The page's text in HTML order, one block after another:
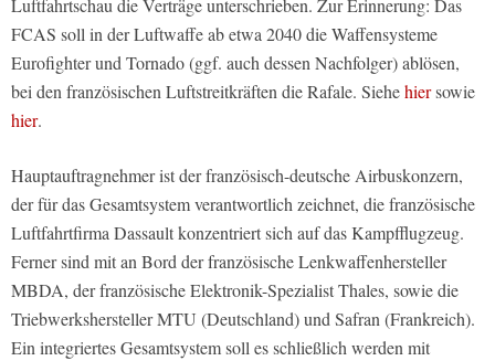
Luftfahrtschau die Verträge unterschrieben. Zur Erinnerung: Das
FCAS soll in der Luftwaffe ab etwa 2040 die Waffensysteme
Eurofighter und Tornado (ggf. auch dessen Nachfolger) ablösen,
bei den französischen Luftstreitkräften die Rafale. Siehehiersowie
hier.
Hauptauftragnehmer ist der französisch-deutsche Airbuskonzern,
der für das Gesamtsystem verantwortlich zeichnet, die französische
Luftfahrtfirma Dassault konzentriert sich auf das Kampfflugzeug.
Ferner sind mit an Bord der französische Lenkwaffenhersteller
MBDA, der französische Elektronik-Spezialist Thales, sowie die
Triebwerkshersteller MTU (Deutschland) und Safran (Frankreich).
Ein integriertes Gesamtsystem soll es schließlich werden mit